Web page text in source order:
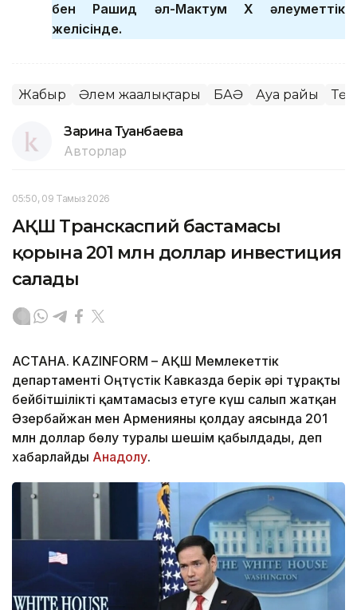
бен Рашид әл-Мактум Х әлеуметтік
желісінде.
Жаңбыр Әлем жаңалықтары БАӘ Ауа райы
Зарина Туғанбаева
Авторлар
05:50, 09 Тамыз 2026
АҚШ Транскаспий бастамасы
қорына 201 млн доллар инвестиция
салады
АСТАНА. KAZINFORM – АҚШ Мемлекеттік
департаменті Оңтүстік Кавказда берік әрі тұрақты
бейбітшілікті қамтамасыз етуге күш салып жатқан
Әзербайжан мен Арменияны қолдау аясында 201
млн доллар бөлу туралы шешім қабылдады, деп
хабарлайды Анадолу.